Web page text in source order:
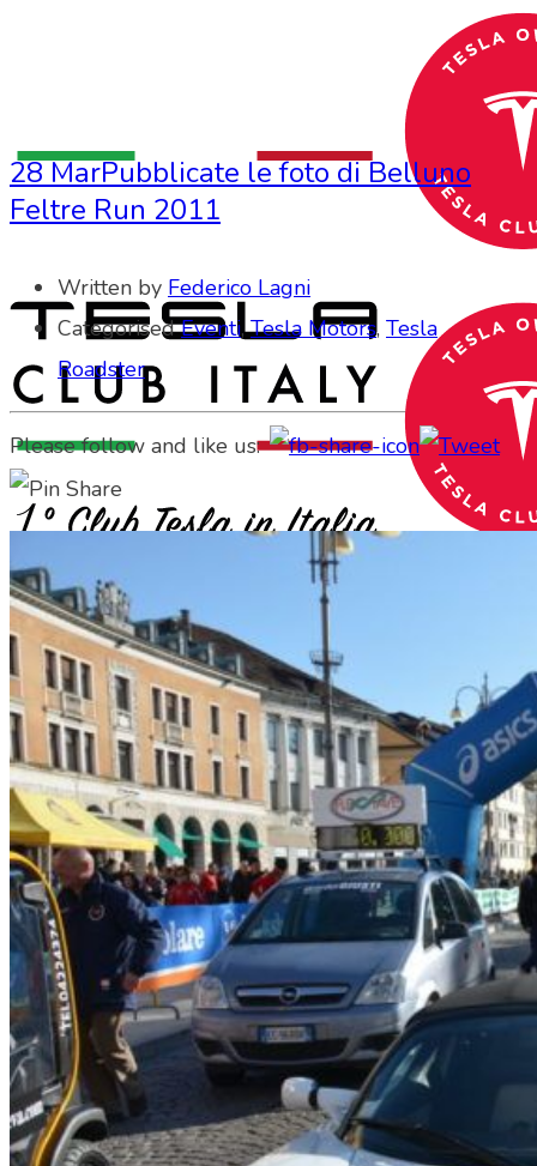
HOME
CHI SIAMO
CHI SIAMO
CONTATTI
INTERAGIAMO!
28 MarPubblicate le foto di Belluno
Feltre Run 2011
Written by Federico Lagni
CategorisedEventi,Tesla Motors, Tesla
Roadster
Please follow and like us: